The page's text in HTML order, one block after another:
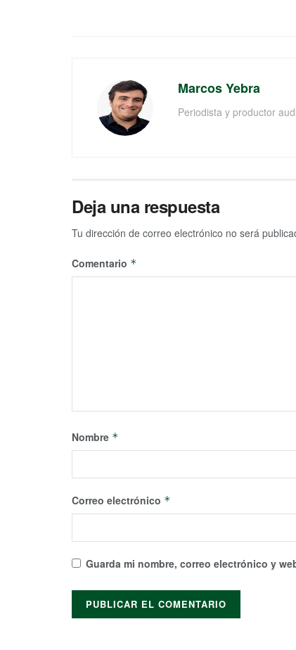
Marcos Yebra
Periodista y productor
Deja una respuesta
Tu dirección de correo electrónico no será
Comentario *
Nombre *
Correo electrónico *
Guarda mi nombre, correo electrónico y